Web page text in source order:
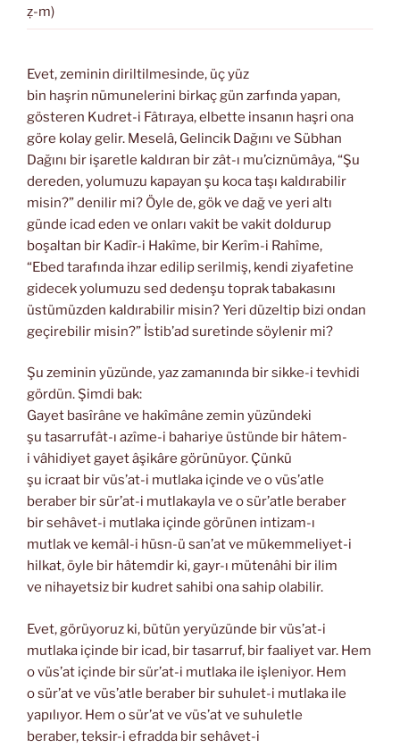
ẓ-m)
Evet, zeminin diriltilmesinde, üç yüz
bin haşrin nümunelerini birkaç gün zarfında yapan,
gösteren Kudret-i Fâtıraya, elbette insanın haşri ona
göre kolay gelir. Meselâ, Gelincik Dağını ve Sübhan
Dağını bir işaretle kaldıran bir zât-ı mu’ciznümâya, “Şu
dereden, yolumuzu kapayan şu koca taşı kaldırabilir
misin?” denilir mi? Öyle de, gök ve dağ ve yeri altı
günde icad eden ve onları vakit be vakit doldurup
boşaltan bir Kadîr-i Hakîme, bir Kerîm-i Rahîme,
“Ebed tarafında ihzar edilip serilmiş, kendi ziyafetine
gidecek yolumuzu sed dedenşu toprak tabakasını
üstümüzden kaldırabilir misin? Yeri düzeltip bizi ondan
geçirebilir misin?” İstib’ad suretinde söylenir mi?
Şu zeminin yüzünde, yaz zamanında bir sikke-i tevhidi
gördün. Şimdi bak:
Gayet basîrâne ve hakîmâne zemin yüzündeki
şu tasarrufât-ı azîme-i bahariye üstünde bir hâtem-
i vâhidiyet gayet âşikâre görünüyor. Çünkü
şu icraat bir vüs’at-i mutlaka içinde ve o vüs’atle
beraber bir sür’at-i mutlakayla ve o sür’atle beraber
bir sehâvet-i mutlaka içinde görünen intizam-ı
mutlak ve kemâl-i hüsn-ü san’at ve mükemmeliyet-i
hilkat, öyle bir hâtemdir ki, gayr-ı mütenâhi bir ilim
ve nihayetsiz bir kudret sahibi ona sahip olabilir.
Evet, görüyoruz ki, bütün yeryüzünde bir vüs’at-i
mutlaka içinde bir icad, bir tasarruf, bir faaliyet var. Hem
o vüs’at içinde bir sür’at-i mutlaka ile işleniyor. Hem
o sür’at ve vüs’atle beraber bir suhulet-i mutlaka ile
yapılıyor. Hem o sür’at ve vüs’at ve suhuletle
beraber, teksir-i efradda bir sehâvet-i